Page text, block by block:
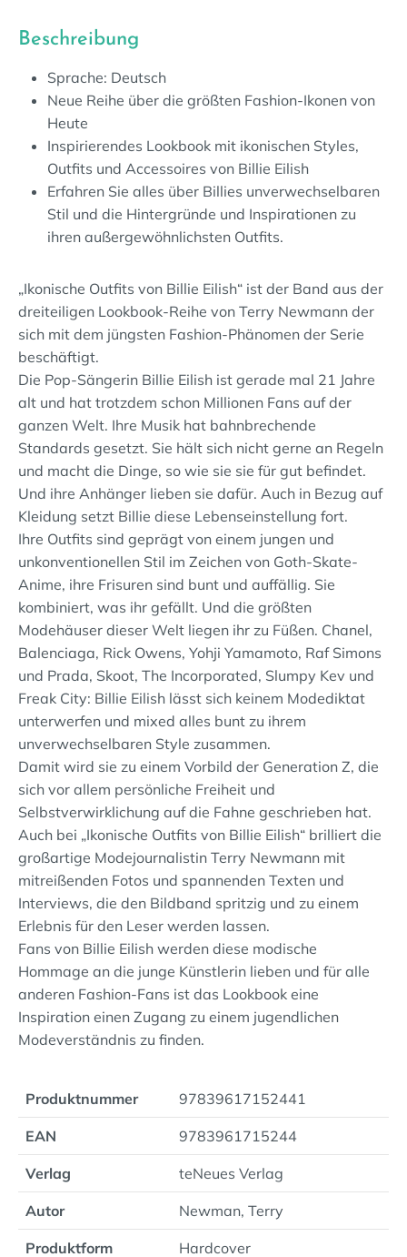
Beschreibung
Sprache: Deutsch
Neue Reihe über die größten Fashion-Ikonen von
Heute
Inspirierendes Lookbook mit ikonischen Styles,
Outfits und Accessoires von Billie Eilish
Erfahren Sie alles über Billies unverwechselbaren
Stil und die Hintergründe und Inspirationen zu
ihren außergewöhnlichsten Outfits.
„Ikonische Outfits von Billie Eilish“ ist der Band aus der
dreiteiligen Lookbook-Reihe von Terry Newmann der
sich mit dem jüngsten Fashion-Phänomen der Serie
beschäftigt.
Die Pop-Sängerin Billie Eilish ist gerade mal 21 Jahre
alt und hat trotzdem schon Millionen Fans auf der
ganzen Welt. Ihre Musik hat bahnbrechende
Standards gesetzt. Sie hält sich nicht gerne an Regeln
und macht die Dinge, so wie sie sie für gut befindet.
Und ihre Anhänger lieben sie dafür. Auch in Bezug auf
Kleidung setzt Billie diese Lebenseinstellung fort.
Ihre Outfits sind geprägt von einem jungen und
unkonventionellen Stil im Zeichen von Goth-Skate-
Anime, ihre Frisuren sind bunt und auffällig. Sie
kombiniert, was ihr gefällt. Und die größten
Modehäuser dieser Welt liegen ihr zu Füßen. Chanel,
Balenciaga, Rick Owens, Yohji Yamamoto, Raf Simons
und Prada, Skoot, The Incorporated, Slumpy Kev und
Freak City: Billie Eilish lässt sich keinem Modediktat
unterwerfen und mixed alles bunt zu ihrem
unverwechselbaren Style zusammen.
Damit wird sie zu einem Vorbild der Generation Z, die
sich vor allem persönliche Freiheit und
Selbstverwirklichung auf die Fahne geschrieben hat.
Auch bei „Ikonische Outfits von Billie Eilish“ brilliert die
großartige Modejournalistin Terry Newmann mit
mitreißenden Fotos und spannenden Texten und
Interviews, die den Bildband spritzig und zu einem
Erlebnis für den Leser werden lassen.
Fans von Billie Eilish werden diese modische
Hommage an die junge Künstlerin lieben und für alle
anderen Fashion-Fans ist das Lookbook eine
Inspiration einen Zugang zu einem jugendlichen
Modeverständnis zu finden.
Produktnummer 97839617152441
EAN 9783961715244
Verlag teNeues Verlag
Autor Newman, Terry
Produktform Hardcover